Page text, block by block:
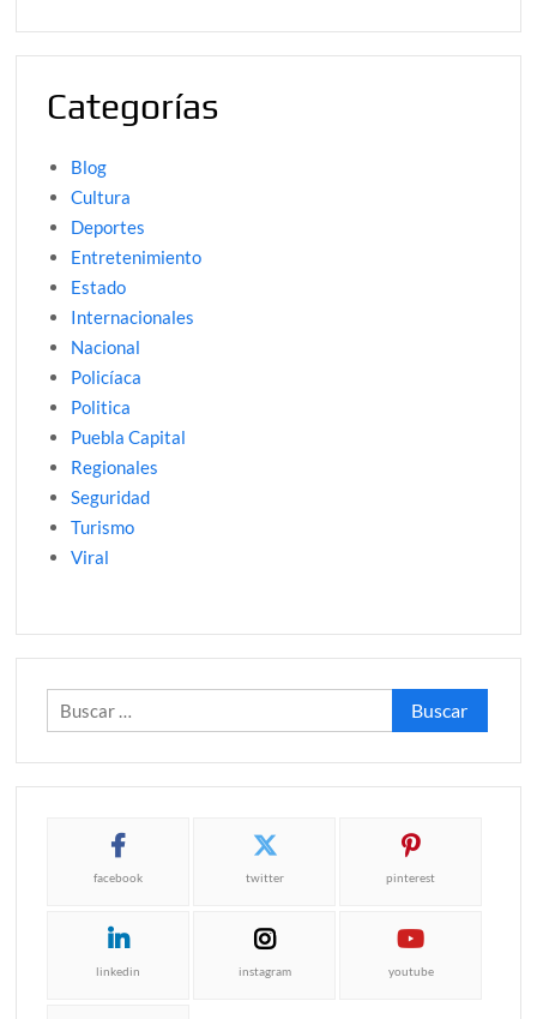
Categorías
Blog
Cultura
Deportes
Entretenimiento
Estado
Internacionales
Nacional
Policíaca
Politica
Puebla Capital
Regionales
Seguridad
Turismo
Viral
Buscar:
facebook twitter pinterest
linkedin instagram youtube